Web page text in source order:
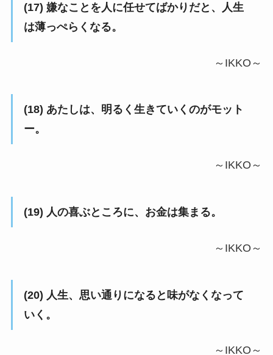
(17) 嫌なことを人に任せてばかりだと、人生
は薄っぺらくなる。
～IKKO～
(18) あたしは、明るく生きていくのがモット
ー。
～IKKO～
(19) 人の喜ぶところに、お金は集まる。
～IKKO～
(20) 人生、思い通りになると味がなくなって
いく。
～IKKO～